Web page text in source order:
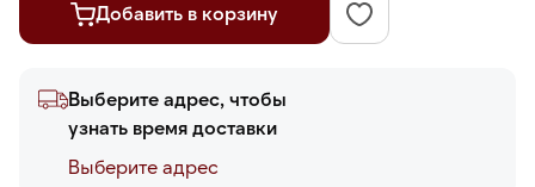
Добавить в корзину
Выберите адрес, чтобы
узнать время доставки
Выберите адреc